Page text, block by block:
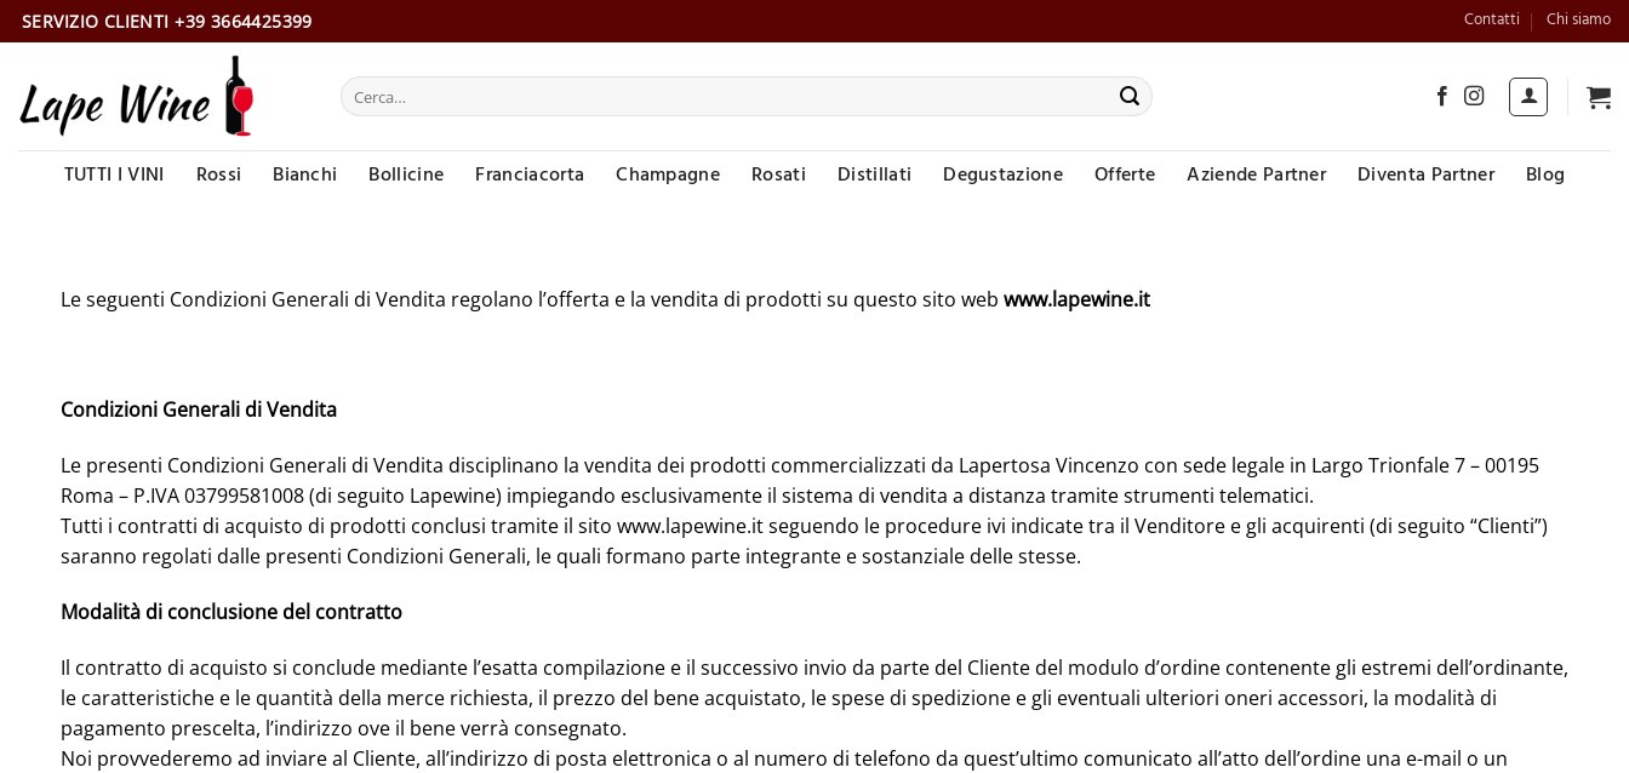
Salta
ai
SERVIZIO CLIENTI +39 3664425399 Contatti Chi siamo
Cerca:
TUTTI I VINI Rossi Bianchi Bollicine Franciacorta Champagne Rosati Distillati Degustazione Offerte Aziende Partner Diventa Partner Blog
Le seguenti Condizioni Generali di Vendita regolano l’offerta e la vendita di prodotti su questo sito web www.lapewine.it
Condizioni Generali di Vendita
Le presenti Condizioni Generali di Vendita disciplinano la vendita dei prodotti commercializzati da Lapertosa Vincenzo con sede legale in Largo Trionfale 7 – 00195
Roma – P.IVA 03799581008 (di seguito Lapewine) impiegando esclusivamente il sistema di vendita a distanza tramite strumenti telematici.
Tutti i contratti di acquisto di prodotti conclusi tramite il sito www.lapewine.it seguendo le procedure ivi indicate tra il Venditore e gli acquirenti (di seguito “Clienti”)
saranno regolati dalle presenti Condizioni Generali, le quali formano parte integrante e sostanziale delle stesse.
Modalità di conclusione del contratto
Il contratto di acquisto si conclude mediante l’esatta compilazione e il successivo invio da parte del Cliente del modulo d’ordine contenente gli estremi dell’ordinante,
le caratteristiche e le quantità della merce richiesta, il prezzo del bene acquistato, le spese di spedizione e gli eventuali ulteriori oneri accessori, la modalità di
pagamento prescelta, l’indirizzo ove il bene verrà consegnato.
Noi provvederemo ad inviare al Cliente, all’indirizzo di posta elettronica o al numero di telefono da quest’ultimo comunicato all’atto dell’ordine una e-mail o un